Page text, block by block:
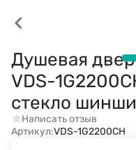
Душевая
VDS-
стекло
Написать отзыв
Артикул:VDS-1G2200CH